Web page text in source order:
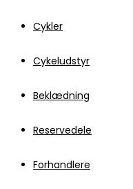
Cykler
Cykeludstyr
Beklædning
Reservedele
Forhandlere